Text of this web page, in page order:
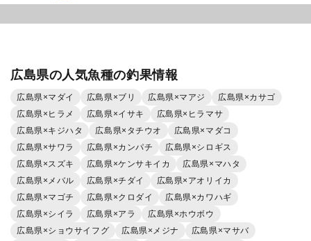
広島県の人気魚種の釣果情報
広島県×マダイ 広島県×ブリ 広島県×マアジ
広島県×カサゴ
広島県×ヒラメ
広島県×イサキ
広島県×ヒラマサ
広島県×キジハタ
広島県×タチウオ
広島県×マダコ
広島県×サワラ
広島県×カンパチ
広島県×シロギス
広島県×スズキ
広島県×ケンサキイカ
広島県×マハタ
広島県×メバル
広島県×チダイ
広島県×アオリイカ
広島県×マゴチ
広島県×クロダイ
広島県×カワハギ
広島県×シイラ
広島県×アラ
広島県×ホウボウ
広島県×ショウサイフグ
広島県×メジナ
広島県×マサバ